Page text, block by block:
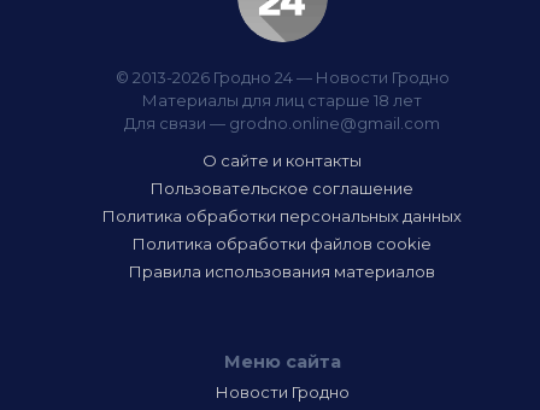
© 2013-2026 Гродно 24 — Новости Гродно
Материалы для лиц старше 18 лет
Для связи — grodno.online@gmail.com
О сайте и контакты
Пользовательское соглашение
Политика обработки персональных данных
Политика обработки файлов cookie
Правила использования материалов
Меню сайта
Новости Гродно